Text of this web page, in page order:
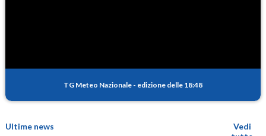
TG Meteo Nazionale - edizione delle 18:48
Ultime news
Vedi